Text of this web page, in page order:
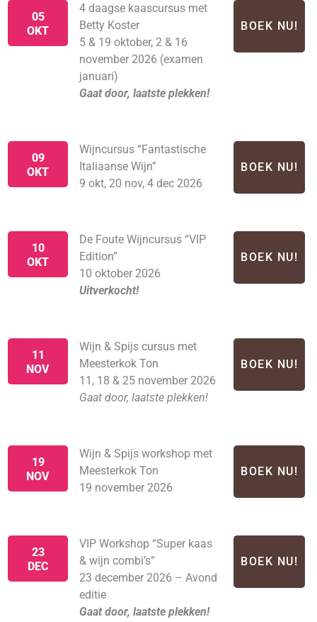
05
OKT
4 daagse kaascursus met
Betty Koster
5 & 19 oktober, 2 & 16
november 2026 (examen
januari)
Gaat door, laatste plekken!
BOEK NU!
09
OKT
Wijncursus “Fantastische
Italiaanse Wijn”
9 okt, 20 nov, 4 dec 2026
BOEK NU!
10
OKT
De Foute Wijncursus “VIP
Edition”
10 oktober 2026
Uitverkocht!
BOEK NU!
11
NOV
Wijn & Spijs cursus met
Meesterkok Ton
11, 18 & 25 november 2026
Gaat door, laatste plekken!
BOEK NU!
19
NOV
Wijn & Spijs workshop met
Meesterkok Ton
19 november 2026
BOEK NU!
23
DEC
VIP Workshop “Super kaas
& wijn combi’s”
23 december 2026 – Avond
editie
Gaat door, laatste plekken!
BOEK NU!